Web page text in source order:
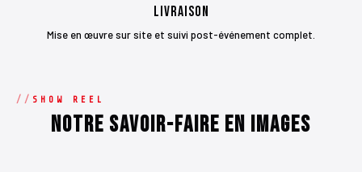
Livraison
Mise en œuvre sur site et suivi post-événement complet.
SHOW REEL
Notre savoir-faire en images